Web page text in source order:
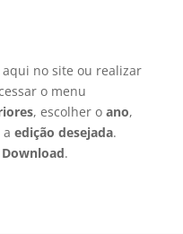
no site ou realizar
o menu
, escolher o ano,
edição desejada.
Download.